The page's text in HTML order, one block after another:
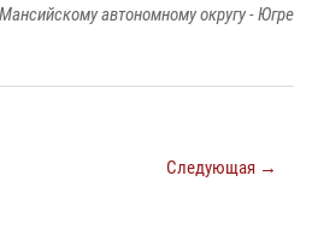
Мансийскому автономному округу - Югре
Следующая →